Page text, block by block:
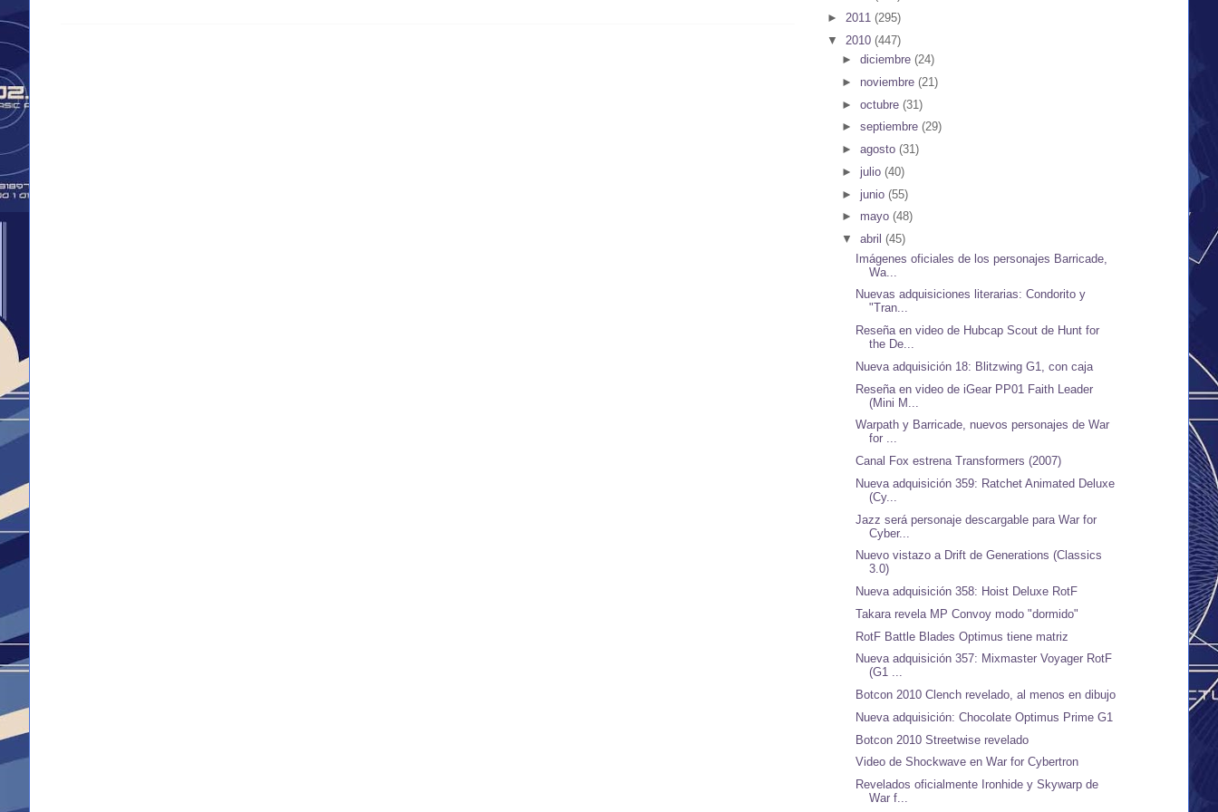
► 2011 (295)
▼ 2010 (447)
► diciembre (24)
► noviembre (21)
► octubre (31)
► septiembre (29)
► agosto (31)
► julio (40)
► junio (55)
► mayo (48)
▼ abril (45)
Imágenes oficiales de los personajes Barricade,
Wa...
Nuevas adquisiciones literarias: Condorito y
"Tran...
Reseña en video de Hubcap Scout de Hunt for
the De...
Nueva adquisición 18: Blitzwing G1, con caja
Reseña en video de iGear PP01 Faith Leader
(Mini M...
Warpath y Barricade, nuevos personajes de War
for ...
Canal Fox estrena Transformers (2007)
Nueva adquisición 359: Ratchet Animated Deluxe
(Cy...
Jazz será personaje descargable para War for
Cyber...
Nuevo vistazo a Drift de Generations (Classics
3.0)
Nueva adquisición 358: Hoist Deluxe RotF
Takara revela MP Convoy modo "dormido"
RotF Battle Blades Optimus tiene matriz
Nueva adquisición 357: Mixmaster Voyager RotF
(G1 ...
Botcon 2010 Clench revelado, al menos en dibujo
Nueva adquisición: Chocolate Optimus Prime G1
Botcon 2010 Streetwise revelado
Video de Shockwave en War for Cybertron
Revelados oficialmente Ironhide y Skywarp de
War f...